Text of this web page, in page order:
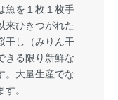
魚を１枚１枚手
来ひきつがれた
干し（みりん干
きる限り新鮮な
。大量生産でな
。